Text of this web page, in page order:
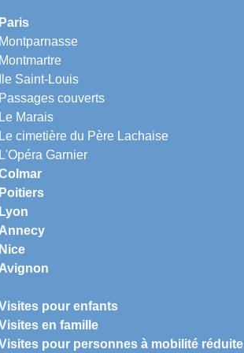
Paris
Montparnasse
Montmartre
Ile Saint-Louis
Passages couverts
Le Marais
Le cimetière du Père Lachaise
L'Opéra Garnier
Poitiers
Lyon
Annecy
Nice
Avignon
pour enfants
en famille
pour personnes à mobilité réduite